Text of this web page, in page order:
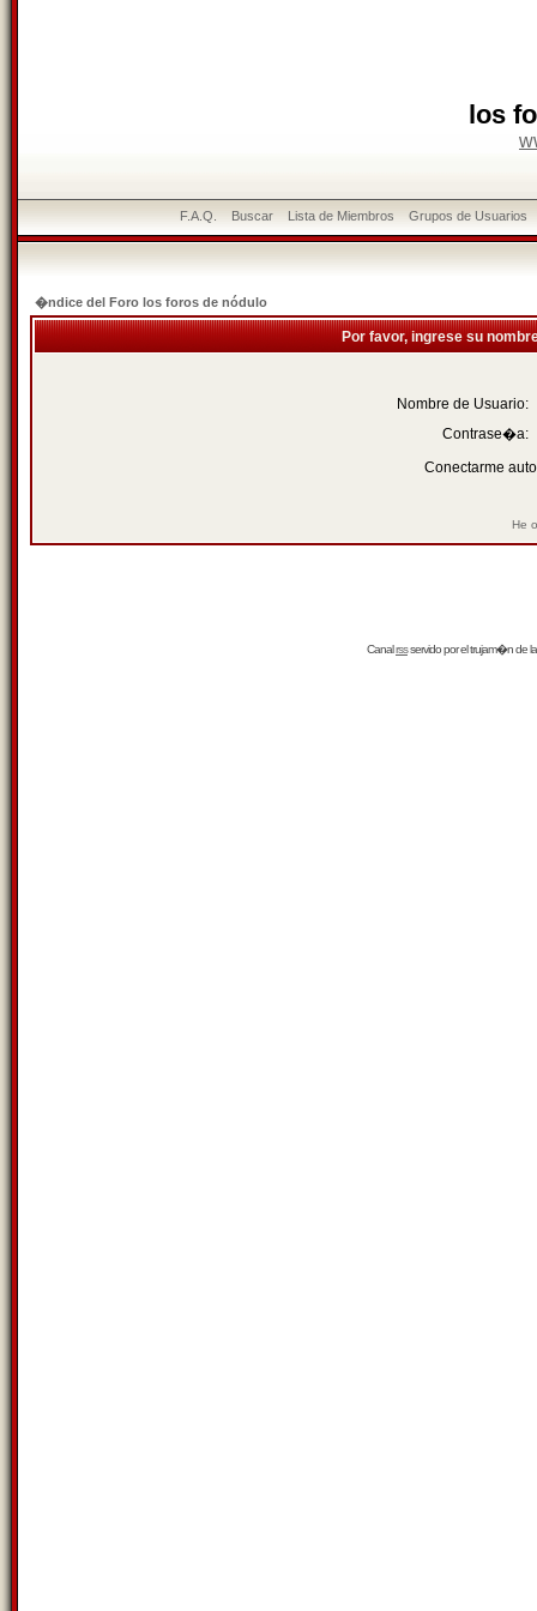
los
F.A.Q. Buscar Lista de Miembros Grupos de Usuarios
�ndice del Foro los foros de nódulo
Por favor, ingrese su
Nombre de Usuario:
Contrase�a:
Conectarme
He
Canalrssservido por eltrujam�nde